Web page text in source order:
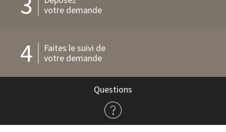
votre demande
4
Faites le suivi de
votre demande
Questions
l'admission